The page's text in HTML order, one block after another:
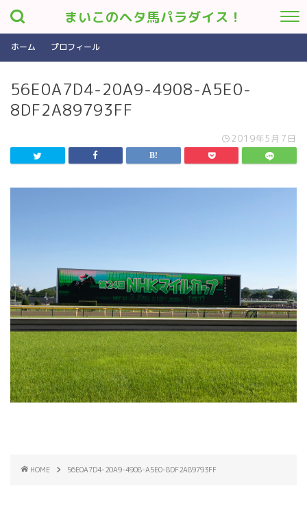
まいこのヘタ馬パラダイス！
ホーム プロフィール
56E0A7D4-20A9-4908-A5E0-
8DF2A89793FF
2019年5月7日
HOME 56E0A7D4-20A9-4908-A5E0-8DF2A89793FF